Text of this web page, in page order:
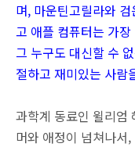
며, 마운틴고릴라와
고 애플 컴퓨터는 가
그 누구도 대신할 수
절하고 재미있는 사람
과학계 동료인 윌리엄
머와 애정이 넘쳐나서